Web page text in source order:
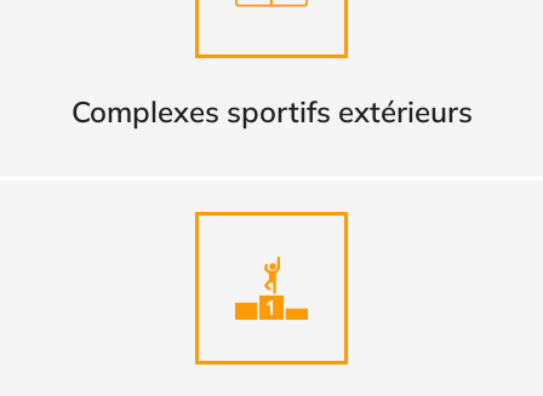
Complexes sportifs extérieurs
DÉCOUVRIR
Tous les clubs de Lorient
TROUVER